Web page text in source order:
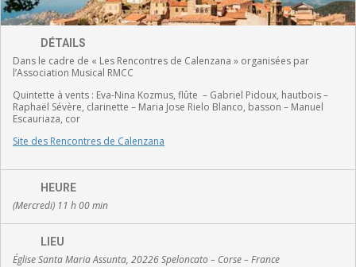
DÉTAILS
Dans le cadre de « Les Rencontres de Calenzana » organisées par
l’Association Musical RMCC
Quintette à vents : Eva-Nina Kozmus, flûte – Gabriel Pidoux, hautbois –
Raphaël Sévère, clarinette – Maria Jose Rielo Blanco, basson – Manuel
Escauriaza, cor
Site des Rencontres de Calenzana
HEURE
(Mercredi) 11 h 00 min
LIEU
Église Santa Maria Assunta, 20226 Speloncato – Corse – France